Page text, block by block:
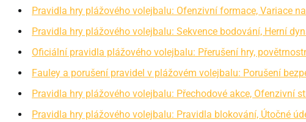
Pravidla hry plážového volejbalu: Ofenzivní formace, Variace
Pravidla hry plážového volejbalu: Sekvence bodování, Herní
Oficiální pravidla plážového volejbalu: Přerušení hry,
Fauley a porušení pravidel v plážovém volejbalu: Porušení
Pravidla hry plážového volejbalu: Přechodové akce, Ofenzivní
Pravidla hry plážového volejbalu: Pravidla blokování, Útočné